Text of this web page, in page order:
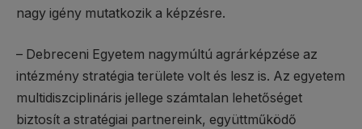
nagy igény mutatkozik a képzésre.
– Debreceni Egyetem nagymúltú agrárképzése az
intézmény stratégia területe volt és lesz is. Az egyetem
multidiszciplináris jellege számtalan lehetőséget
biztosít a stratégiai partnereink, együttműködő